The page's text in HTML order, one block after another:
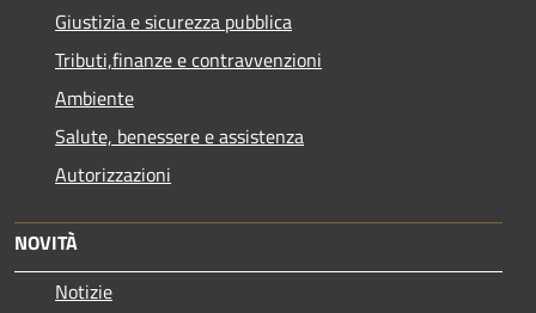
Giustizia e sicurezza pubblica
Tributi,finanze e contravvenzioni
Ambiente
Salute, benessere e assistenza
Autorizzazioni
NOVITÀ
Notizie